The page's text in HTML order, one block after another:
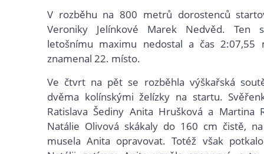
V rozběhu na 800 metrů dorostenců
Veroniky Jelínkové Marek Nedvěd. Ten
letošnímu maximu nedostal a čas
znamenal 22. místo.
Ve čtvrt na pět se rozběhla výškařská
dvěma kolínskými želízky na startu.
Ratislava Šediny Anita Hrušková a Martina
Natálie Olivová skákaly do 160 cm čistě,
musela Anita opravovat. Totéž však